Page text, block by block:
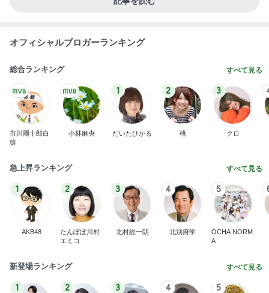
オフィシャルブロガーランキング
総合ランキング すべて見る
市川團十郎白
猿
小林麻央
1
だいたひかる
2
桃
3
クロ
急上昇ランキング すべて見る
1
AKB48
2
たんぽぽ川村
エミコ
3
北村総一朗
4
北別府学
5
OCHA NORM
A
新登場ランキング すべて見る
1 2 3 4 5